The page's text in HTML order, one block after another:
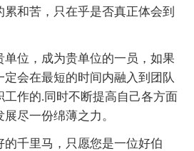
和苦，只在乎是否真正体会到
单位，成为贵单位的一员，如果
会在最短的时间内融入到团队
工作的.同时不断提高自己各方面
尽一份绵薄之力。
的千里马，只愿您是一位好伯